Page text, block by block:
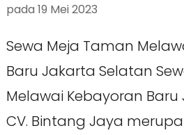
pada 19 Mei 2023
Sewa Meja Taman
Baru Jakarta Selatan
Melawai Kebayoran
CV. Bintang Jaya